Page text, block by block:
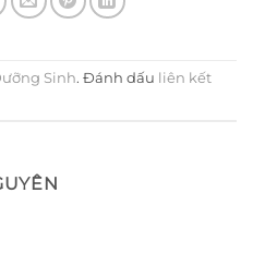
Sinh. Đánh dấu liên kết